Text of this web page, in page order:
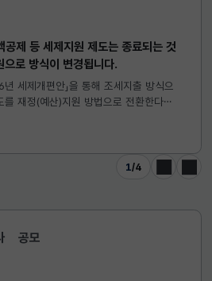
공제 등 세제지원 제도는 종료되는 것
로 방식이 변경됩니다.
세제개편안」을 통해 조세지출 방식으
재정(예산)지원 방법으로 전환한다고
1/4
이전 다음
공모